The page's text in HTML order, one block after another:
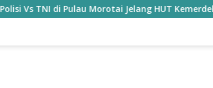
Morotai Jelang HUT Kemerdekaan, Ada Apa?